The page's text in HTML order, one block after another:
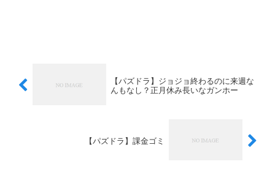
【パズドラ】ジョジョ終わるのに来週な
んもなし？正月休み長いなガンホー
【パズドラ】課金ゴミ